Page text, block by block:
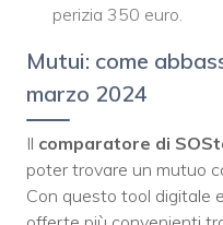
perizia 350 euro.
Mutui: come
marzo 2024
Il comparatore di
poter trovare un mutuo
Con questo tool digitale